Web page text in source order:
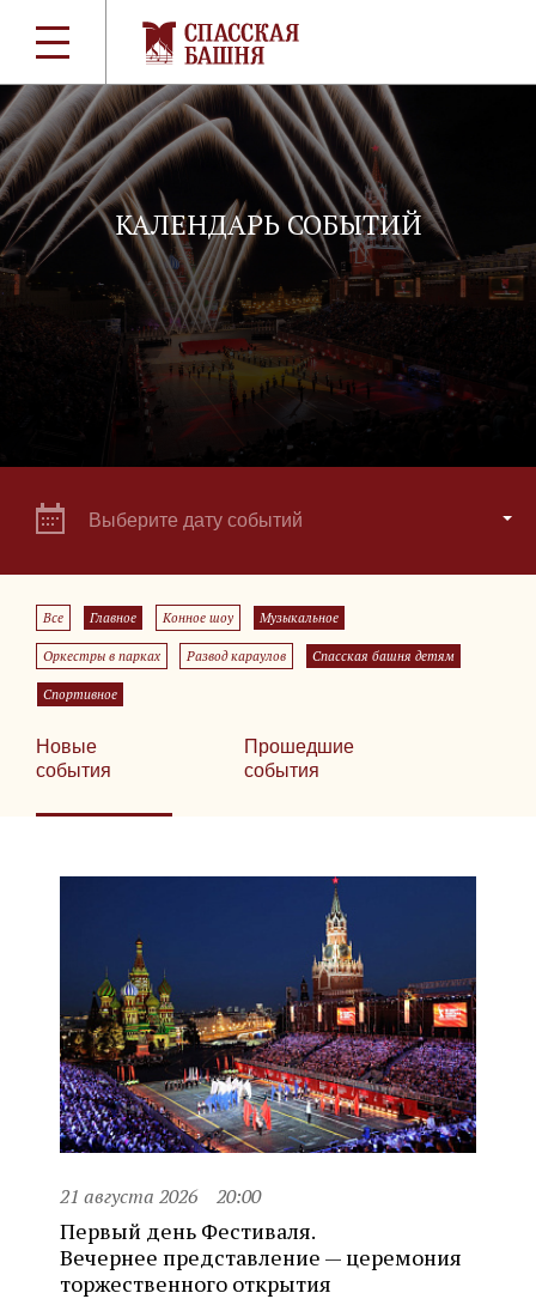
КАЛЕНДАРЬ СОБЫТИЙ
Выберите дату событий
Все Главное Конное шоу Музыкальное
Оркестры в парках Развод караулов Спасская башня детям
Спортивное
Новые
события
Прошедшие
события
21 августа 2026 20:00
Первый день Фестиваля.
Вечернее представление — церемония
торжественного открытия